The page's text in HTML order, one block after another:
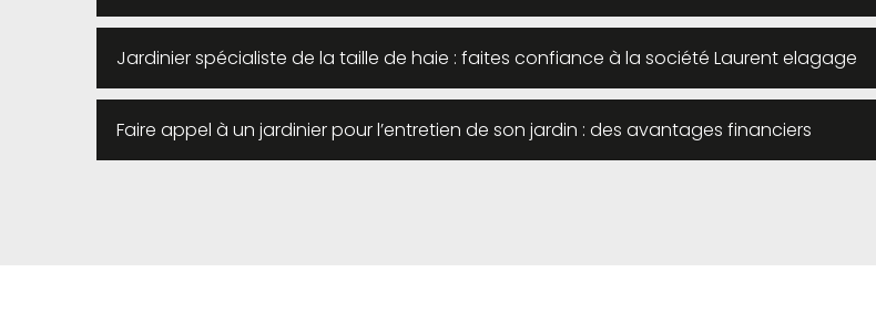
Jardinier spécialiste de la taille de haie : faites confiance à la société Laurent elagage
Faire appel à un jardinier pour l’entretien de son jardin : des avantages financiers